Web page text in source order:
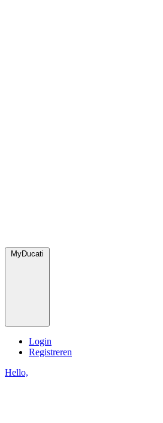
MyDucati
Login
Registreren
Hello,